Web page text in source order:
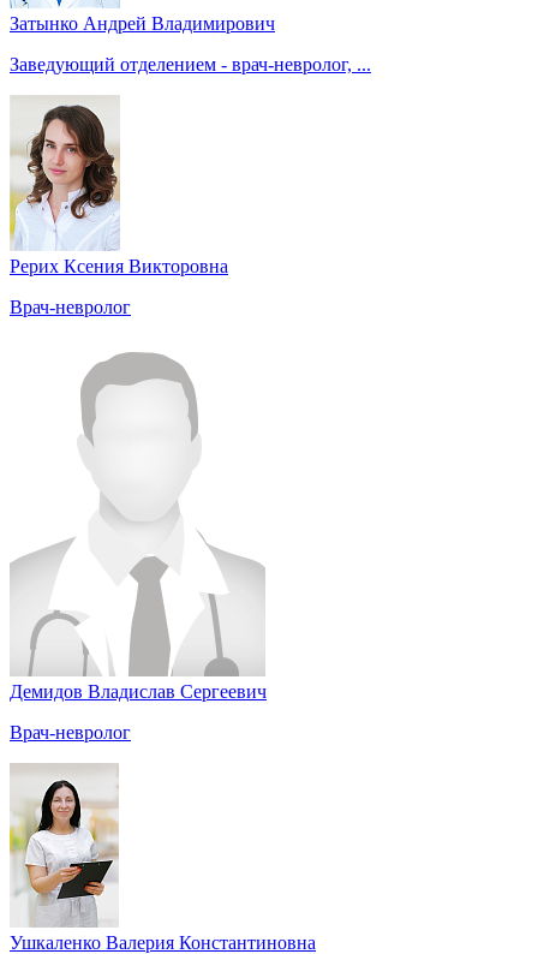
Затынко Андрей Владимирович
Заведующий отделением - врач-невролог, ...
Рерих Ксения Викторовна
Врач-невролог
Демидов Владислав Сергеевич
Врач-невролог
Ушкаленко Валерия Константиновна